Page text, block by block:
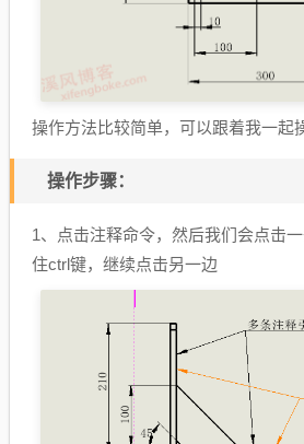
操作方法比较简单，可以跟着我一起
操作步骤：
1、点击注释命令，然后我们会点击
住ctrl键，继续点击另一边